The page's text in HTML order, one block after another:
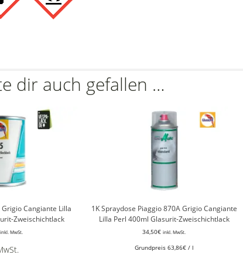
dir auch gefallen …
Cangiante Lilla
Zweischichtlack
inkl. MwSt.
1K Spraydose Piaggio 870A Grigio Cangiante
Lilla Perl 400ml Glasurit-Zweischichtlack
34,50€ inkl. MwSt.
Grundpreis 63,86€/ l